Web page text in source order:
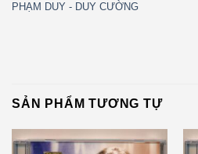
PHẠM DUY - DUY CƯỜNG
SẢN PHẨM TƯƠNG TỰ